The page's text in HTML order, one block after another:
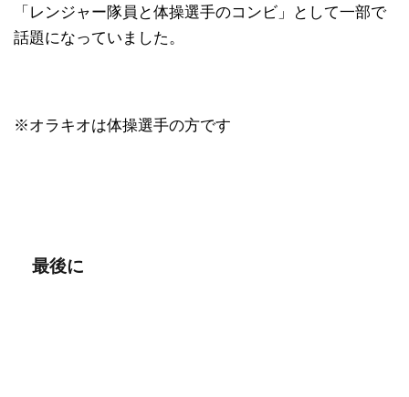
「レンジャー隊員と体操選手のコンビ」として一部で
話題になっていました。
※オラキオは体操選手の方です
最後に